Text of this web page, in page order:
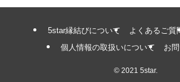
5star縁結びについて よくあるご質
個人情報の取扱いについて
お
© 2021 5star.